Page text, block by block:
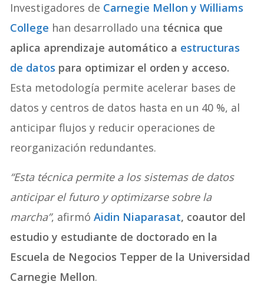
Investigadores de Carnegie Mellon y Williams
College han desarrollado una técnica que
aplica aprendizaje automático a estructuras
de datos para optimizar el orden y acceso.
Esta metodología permite acelerar bases de
datos y centros de datos hasta en un 40 %, al
anticipar flujos y reducir operaciones de
reorganización redundantes.
“Esta técnica permite a los sistemas de datos
anticipar el futuro y optimizarse sobre la
marcha”, afirmó Aidin Niaparasat, coautor del
estudio y estudiante de doctorado en la
Escuela de Negocios Tepper de la Universidad
Carnegie Mellon.